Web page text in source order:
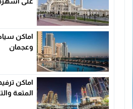
اماكن
وعجمان
اماكن
المتعة